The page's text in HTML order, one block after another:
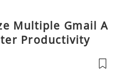
Multiple Gmail A
Productivity